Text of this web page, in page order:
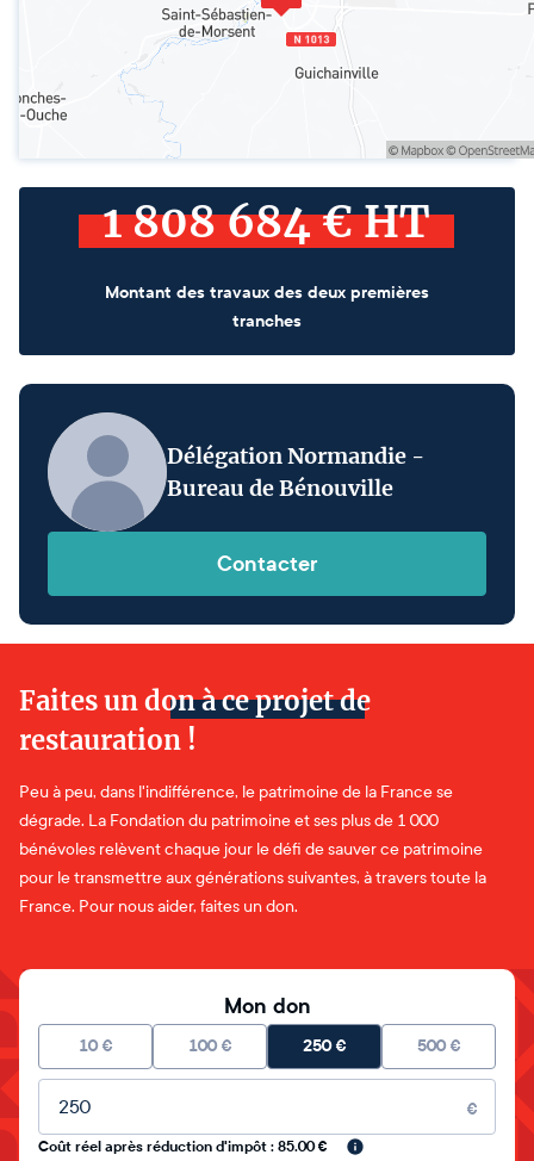
1 808 684 € HT
Montant des travaux des deux premières
tranches
Délégation Normandie -
Bureau de Bénouville
Contacter
Faites un don à ce projet de
restauration !
Peu à peu, dans l'indifférence, le patrimoine de la France se
dégrade. La Fondation du patrimoine et ses plus de 1 000
bénévoles relèvent chaque jour le défi de sauver ce patrimoine
pour le transmettre aux générations suivantes, à travers toute la
France. Pour nous aider, faites un don.
Mon don
10 € 100 € 250€ 500 €
Montant libre
€
Coût réel après réduction d'impôt : 85.00 €